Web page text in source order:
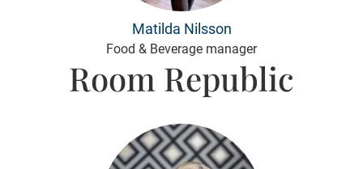
Matilda Nilsson
Food & Beverage manager
Room Republic